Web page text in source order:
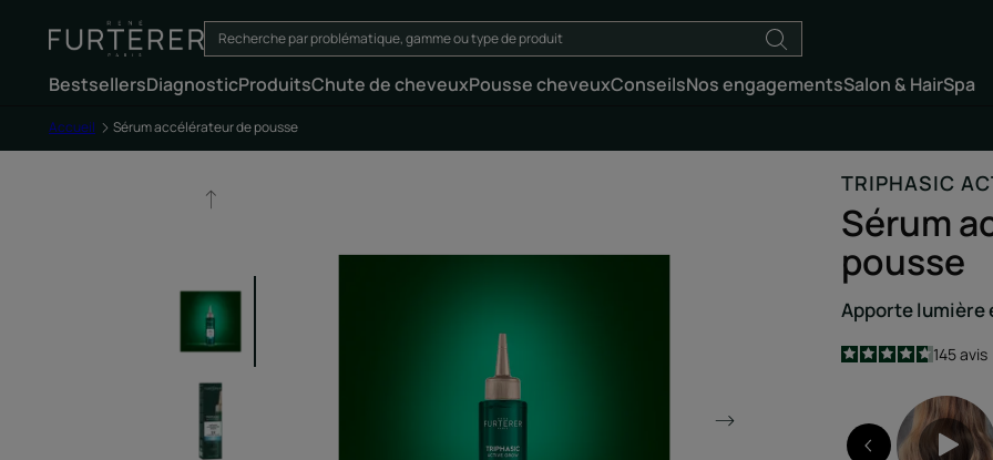
BestsellersDiagnosticProduitsChute de cheveuxPousse cheveuxConseilsNos engagementsSalon & HairSpa
Accueil Sérum accélérateur de pousse
TRIPHASIC
Sérum
pousse
Apporte lumière
4.7
/
5
145avis